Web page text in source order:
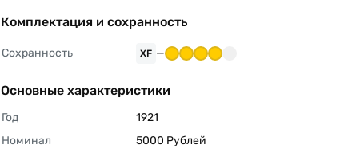
Комплектация и сохранность
Сохранность XF —
Основные характеристики
Год
1921
Номинал
5000 Рублей